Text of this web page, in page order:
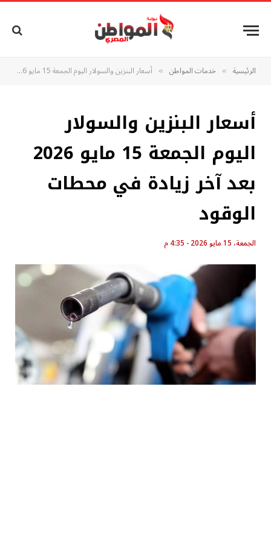
الرئيسية » خدمات المواطن » أسعار البنزين والسولار اليوم الجمعة 15 مايو 2026 بعد آخر زيادة في محطات الوقود
أسعار البنزين والسولار
اليوم الجمعة 15 مايو 2026
بعد آخر زيادة في محطات
الوقود
الجمعة، 15 مايو 2026 - 4:35 م